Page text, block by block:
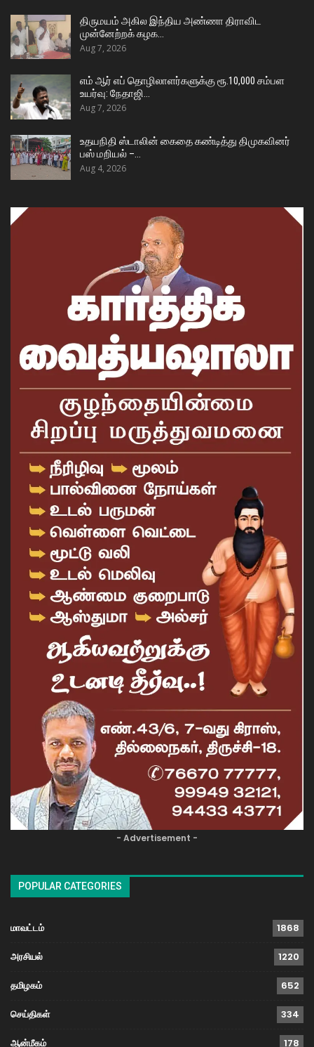
திருமயம் அகில இந்திய அண்ணா திராவிட
முன்னேற்றக் கழக…
Aug 7, 2026
எம் ஆர் எப் தொழிலாளர்களுக்கு ரூ.10,000 சம்பள
உயர்வு: நேதாஜி…
Aug 7, 2026
உதயநிதி ஸ்டாலின் கைதை கண்டித்து திமுகவினர்
பஸ் மறியல் –…
Aug 4, 2026
- Advertisement -
POPULAR CATEGORIES
மாவட்டம் 1868
அரசியல் 1220
தமிழகம் 652
செய்திகள் 334
ஆன்மீகம் 178